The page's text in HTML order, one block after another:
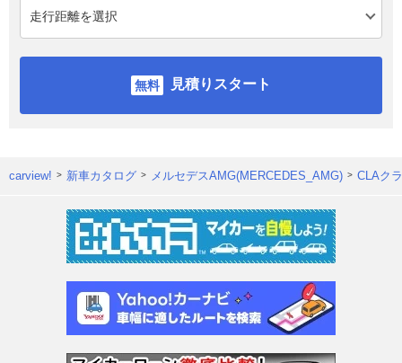
見積りスタート
carview! 新車カタログ メルセデスAMG(MERCEDES_AMG) CLAク